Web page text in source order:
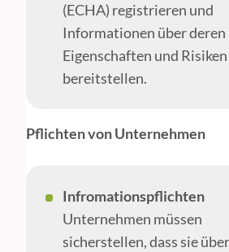
(ECHA) registrieren und
Informationen über deren
Eigenschaften und Risiken
bereitstellen.
Pflichten von Unternehmen
Infromationspflichten
Unternehmen müssen
sicherstellen, dass sie